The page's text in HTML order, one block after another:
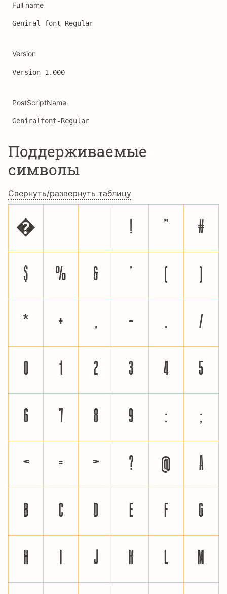
Full name
Geniral font Regular
Version
Version 1.000
PostScriptName
Geniralfont-Regular
Поддерживаемые
символы
Свернуть/развернуть таблицу
� ! " #
$ % & ' ( )
* + , - . /
0 1 2 3 4 5
6 7 8 9 : ;
< = > ? @ A
B C D E F G
H I J K L M